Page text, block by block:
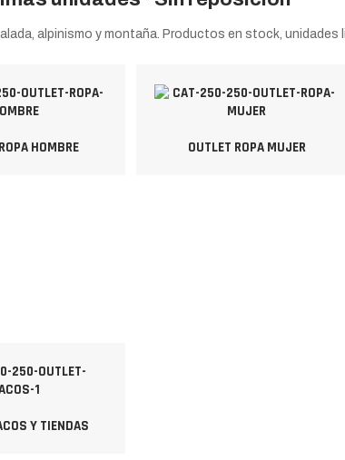
alpinismo y montaña. Productos en stock, unidades
HOMBRE OUTLET ROPA MUJER
Y TIENDAS